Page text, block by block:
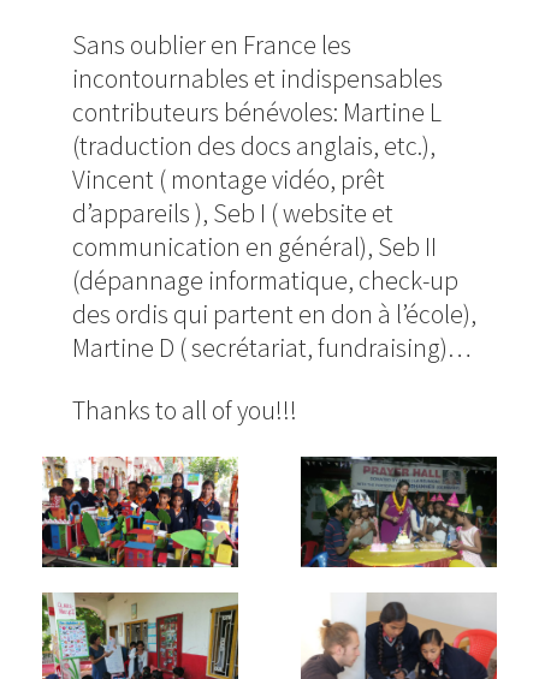
Sans oublier en France les
incontournables et indispensables
contributeurs bénévoles: Martine L
(traduction des docs anglais, etc.),
Vincent ( montage vidéo, prêt
d’appareils ), Seb I ( website et
communication en général), Seb II
(dépannage informatique, check-up
des ordis qui partent en don à l’école),
Martine D ( secrétariat, fundraising)…
Thanks to all of you!!!